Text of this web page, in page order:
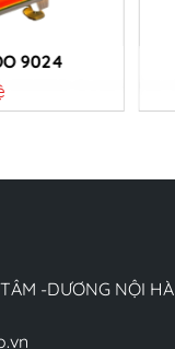
9024
-DƯƠNG NỘI HÀ